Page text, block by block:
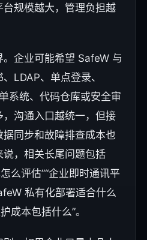
规模越大，管理负担越
企业可能希望 SafeW 与
LDAP、单点登录、
系统、代码仓库或安全审
沟通入口越统一，但接
同步和故障排查成本也
，相关长尾问题包括
么评估”“企业即时通讯平
私有化部署适合什么
成本包括什么”。